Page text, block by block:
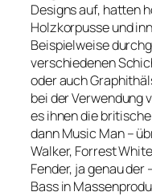
Designs auf, hatten
Holzkorpusse und
Beispielweise
verschiedenen
oder auch
bei der Verwendung
es ihnen die
dann Music Man –
Walker, Forrest
Fender, ja genau der
Bass in